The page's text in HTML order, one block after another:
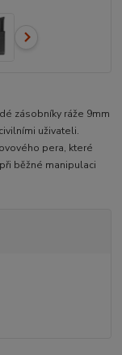
zásobníky ráže 9mm
uživateli.
pera, které
běžné manipulaci